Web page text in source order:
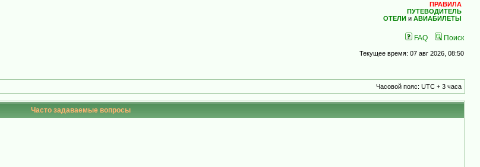
ПРАВИЛА
ПУТЕВОДИТЕЛЬ
ОТЕЛИ и АВИАБИЛЕТЫ
FAQ Поиск
Текущее время: 07 авг 2026, 08:50
Часовой пояс: UTC + 3 часа
Часто задаваемые вопросы